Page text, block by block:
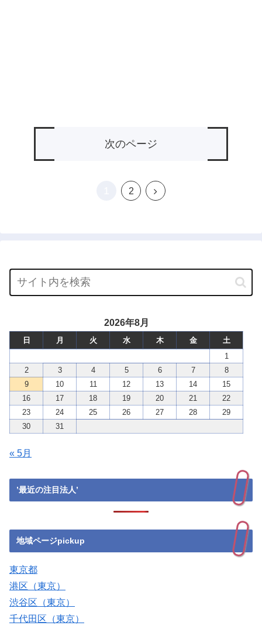
次のページ
2
次
2026年8月
日 月 火 水 木 金
土
1
2
3 4 5 6 7
8
9
10 11 12 13 14
15
16
17 18 19 20 21
22
23
24 25 26 27 28
29
30
31
« 5月
’最近の注目法人’
地域ページpickup
東京都
港区（東京）
渋谷区（東京）
千代田区（東京）